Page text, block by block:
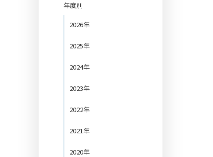
年度別
2026年
2025年
2024年
2023年
2022年
2021年
2020年